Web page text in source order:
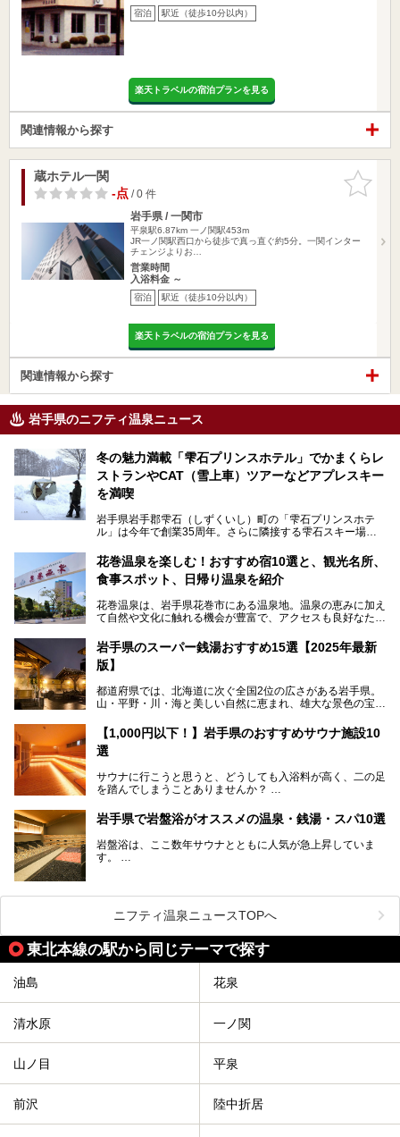
宿泊 駅近（徒歩10分以内）
楽天トラベルの宿泊プランを見る
関連情報から探す
お気に入
りに追加
蔵ホテル一関
-点/ 0 件
岩手県 / 一関市
平泉駅6.87km 一ノ関駅453m
JR一ノ関駅西口から徒歩で真っ直ぐ約5分。一関インター
チェンジよりお…
営業時間
入浴料金 ～
宿泊 駅近（徒歩10分以内）
楽天トラベルの宿泊プランを見る
関連情報から探す
岩手県のニフティ温泉ニュース
冬の魅力満載「雫石プリンスホテル」でかまくらレ
ストランやCAT（雪上車）ツアーなどアプレスキー
を満喫
岩手県岩手郡雫石（しずくいし）町の「雫石プリンスホテ
ル」は今年で創業35周年。さらに隣接する雫石スキー場は
の後"）の充実をはかり、テーマをSNOW（雪）＋NOVA
（新星）で「SNØVA（スノーヴァ）」としました！
喫できるパウダースノーの雫石。というわけで、「雫石プリ
ンスホテル」にお出かけして楽しめるアクティビティや温泉
───
提供元：株式会社西武・プリンスホテルズワールドワイド
この記事は雫石プリンスホテルのPR記事です。
花巻温泉を楽しむ！おすすめ宿10選と、観光名所、
食事スポット、日帰り温泉を紹介
花巻温泉は、岩手県花巻市にある温泉地。温泉の恵みに加え
て自然や文化に触れる機会が豊富で、アクセスも良好なた
この記事では、花巻温泉の魅力、おすすめの宿・注目すべき
観光スポット・味わい深い食事処・気軽に立ち寄れる日帰り
花巻温泉での日常を忘れられる特別な体験を通じて、いつも
岩手県のスーパー銭湯おすすめ15選【2025年最新
版】
都道府県では、北海道に次ぐ全国2位の広さがある岩手県。
山・平野・川・海と美しい自然に恵まれ、雄大な景色の宝庫
三陸の魚介類などの岩手グルメは全国に知られていますね。
大自然に囲まれた岩手県には、温泉が多く湧き出していま
す。今回は、岩手県でおすすめのスーパー銭湯をご紹介しま
【1,000円以下！】岩手県のおすすめサウナ施設10
選
サウナに行こうと思うと、どうしても入浴料が高く、二の足
を踏んでしまうことありませんか？
そこで値段を抑えた格安でお風呂とサウナを満喫できる充実
の施設を紹介します！
サクッと、月何回もサウナを楽しみたい人にとってはピッタ
リの場所ばかりなんですよ。
岩手県で岩盤浴がオススメの温泉・銭湯・スパ10選
岩盤浴は、ここ数年サウナとともに人気が急上昇していま
す。
今回は、岩手県でおすすめの温泉、銭湯、スパにある岩盤浴
を紹介します！
温度も低めなので、暑いのが苦手な人でも大満足な施設です
ニフティ温泉ニュースTOPへ
東北本線の駅から同じテーマで探す
油島 花泉
清水原 一ノ関
山ノ目 平泉
前沢 陸中折居